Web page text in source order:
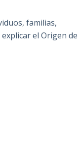
familias,
el Origen de